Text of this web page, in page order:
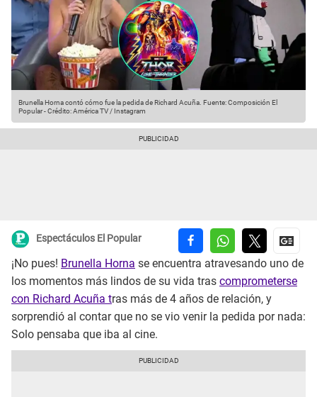
Brunella Horna contó cómo fue la pedida de Richard Acuña. Fuente: Composición El
Popular-Crédito: América TV / Instagram
Espectáculos El Popular
¡No pues! Brunella Horna se encuentra atravesando uno de
los momentos más lindos de su vida tras comprometerse
con Richard Acuña tras más de 4 años de relación, y
sorprendió al contar que no se vio venir la pedida por nada:
Solo pensaba que iba al cine.